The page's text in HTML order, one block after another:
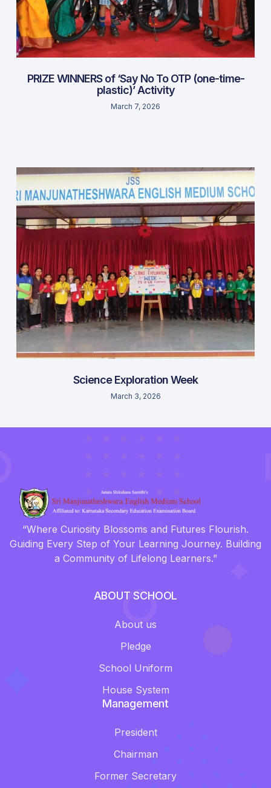
PRIZE WINNERS of ‘Say No To OTP (one-time-
plastic)’ Activity
March 7, 2026
Science Exploration Week
March 3, 2026
“Where Curiosity Blossoms and Futures Flourish.
Guiding Every Step of Your Learning Journey. Building
a Community of Lifelong Learners.”
ABOUT SCHOOL
About us
Pledge
School Uniform
House System
Management
President
Chairman
Former Secretary